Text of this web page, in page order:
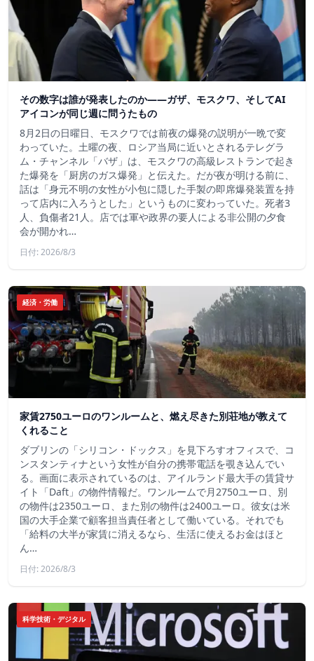
その数字は誰が発表したのか——ガザ、モスクワ、そしてAI
アイコンが同じ週に問うたもの
8月2日の日曜日、モスクワでは前夜の爆発の説明が一晩で変
わっていた。土曜の夜、ロシア当局に近いとされるテレグラ
ム・チャンネル「バザ」は、モスクワの高級レストランで起き
た爆発を「厨房のガス爆発」と伝えた。だが夜が明ける前に、
話は「身元不明の女性が小包に隠した手製の即席爆発装置を持
って店内に入ろうとした」というものに変わっていた。死者3
人、負傷者21人。店では軍や政界の要人による非公開の夕食
会が開かれ…
日付: 2026/8/3
経済・労働
家賃2750ユーロのワンルームと、燃え尽きた別荘地が教えて
くれること
ダブリンの「シリコン・ドックス」を見下ろすオフィスで、コ
ンスタンティナという女性が自分の携帯電話を覗き込んでい
る。画面に表示されているのは、アイルランド最大手の賃貸サ
イト「Daft」の物件情報だ。ワンルームで月2750ユーロ、別
の物件は2350ユーロ、また別の物件は2400ユーロ。彼女は米
国の大手企業で顧客担当責任者として働いている。それでも
「給料の大半が家賃に消えるなら、生活に使えるお金はほと
ん…
日付: 2026/8/3
科学技術・デジタル